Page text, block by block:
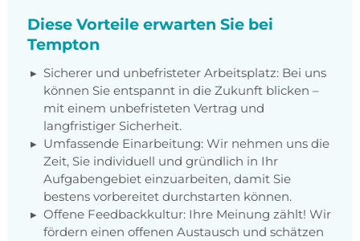
Diese Vorteile erwarten Sie bei
Tempton
Sicherer und unbefristeter Arbeitsplatz: Bei uns
können Sie entspannt in die Zukunft blicken –
mit einem unbefristeten Vertrag und
langfristiger Sicherheit.
Umfassende Einarbeitung: Wir nehmen uns die
Zeit, Sie individuell und gründlich in Ihr
Aufgabengebiet einzuarbeiten, damit Sie
bestens vorbereitet durchstarten können.
Offene Feedbackkultur: Ihre Meinung zählt! Wir
fördern einen offenen Austausch und schätzen